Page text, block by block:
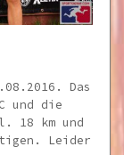
Das
und die
18 km und
Leider